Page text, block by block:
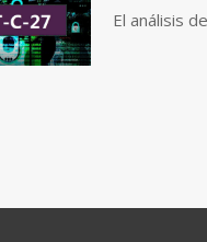
El análisis